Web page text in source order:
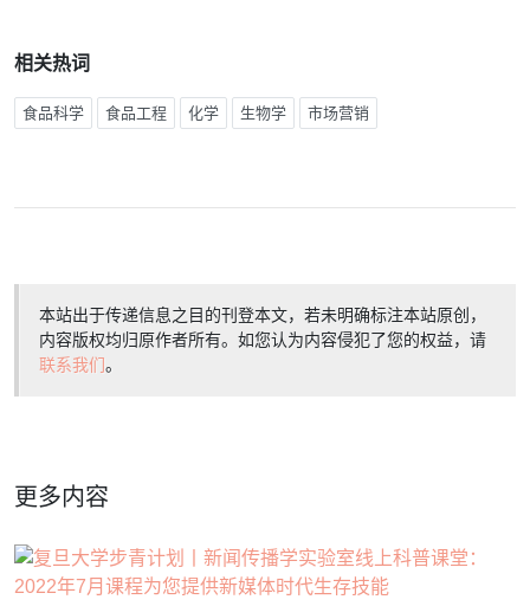
相关热词
食品科学 食品工程 化学 生物学 市场营销
本站出于传递信息之目的刊登本文，若未明确标注本站原创，
内容版权均归原作者所有。如您认为内容侵犯了您的权益，请
联系我们。
更多内容